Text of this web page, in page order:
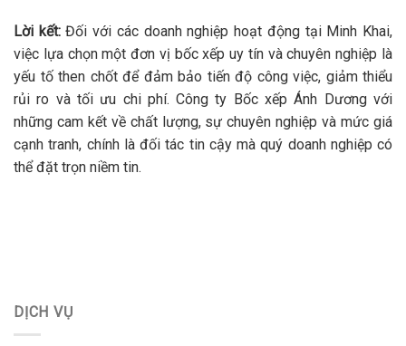
Lời kết:Đối với các doanh nghiệp hoạt động tại Minh Khai,
việc lựa chọn một đơn vị bốc xếp uy tín và chuyên nghiệp là
yếu tố then chốt để đảm bảo tiến độ công việc, giảm thiểu
rủi ro và tối ưu chi phí. Công ty Bốc xếp Ánh Dương với
những cam kết về chất lượng, sự chuyên nghiệp và mức giá
cạnh tranh, chính là đối tác tin cậy mà quý doanh nghiệp có
thể đặt trọn niềm tin.
DỊCH VỤ